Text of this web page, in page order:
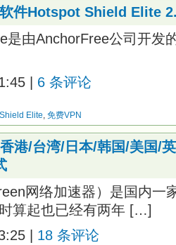
件Hotspot Shield Elite
是由AnchorFree公司开发
| 6 条评论
Elite, 免费VPN
港/台湾/日本/韩国/美国/
网络加速器）是国内一
算起也已经有两年 […]
| 18 条评论